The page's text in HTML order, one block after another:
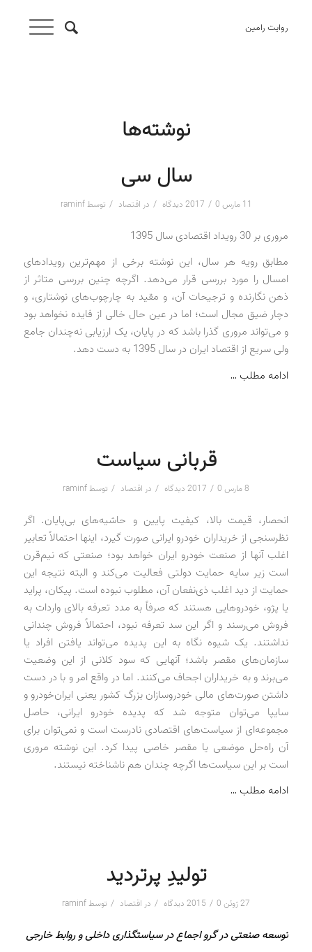
روایت رامین
نوشته‌ها
سال سی
11 مارس 2017 / 0 دیدگاه / در اقتصاد / توسطraminf
مروری بر 30 رویداد اقتصادی سال 1395
مطابق رویه هر سال، این نوشته برخی از مهم‌ترین رویدادهای
امسال را مورد بررسی قرار می‌دهد. اگرچه چنین بررسی متاثر از
ذهن نگارنده و ترجیحات آن، و مقید به چارچوب‌های نوشتاری، و
دچار ضیق مجال است؛ اما در عین حال خالی از فایده نخواهد بود
و می‌تواند مروری گذرا باشد که در پایان، یک ارزیابی نه‌چندان جامع
ولی سریع از اقتصاد ایران در سال 1395 به دست دهد.
ادامه مطلب …
قربانی سیاست
8 مارس 2017 / 0 دیدگاه / در اقتصاد / توسط raminf
انحصار، قیمت بالا، کیفیت پایین و حاشیه‌های بی‌پایان. اگر
نظرسنجی از خریداران خودرو ایرانی صورت گیرد، اینها احتمالاً تعابیر
اغلب آنها از صنعت خودرو ایران خواهد بود؛ صنعتی که نیم‌قرن
است زیر سایه حمایت دولتی فعالیت می‌کند و البته نتیجه این
حمایت از دید اغلب ذی‌نفعان آن، مطلوب نبوده است. پیکان، پراید
یا پژو، خودروهایی هستند که صرفاً به مدد تعرفه بالای واردات به
فروش می‌رسند و اگر این سد تعرفه نبود، احتمالاً فروش چندانی
نداشتند. یک شیوه نگاه به این پدیده می‌تواند یافتن افراد یا
سازمان‌های مقصر باشد؛ آنهایی که سود کلانی از این وضعیت
می‌برند و به خریداران اجحاف می‌کنند. اما در واقع امر و با در دست
داشتن صورت‌های مالی خودروسازان بزرگ کشور یعنی ایران‌خودرو و
سایپا می‌توان متوجه شد که پدیده خودرو ایرانی، حاصل
مجموعه‌ای از سیاست‌های اقتصادی نادرست است و نمی‌توان برای
آن راه‌حل موضعی یا مقصر خاصی پیدا کرد. این نوشته مروری
است بر این سیاست‌ها اگرچه چندان هم ناشناخته نیستند.
ادامه مطلب …
تولیدِ پرتردید
27 ژوئن 2015 / 0 دیدگاه / در اقتصاد / توسط raminf
توسعه صنعتی در گرو اجماع در سیاستگذاری داخلی و روابط خارجی